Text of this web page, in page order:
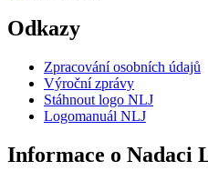
Odkazy
Zpracování osobních údajů
Výroční zprávy
Stáhnout logo NLJ
Logomanuál NLJ
Informace o Nadaci